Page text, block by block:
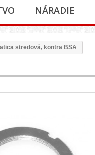
NÁRADIE
stredová, kontra BSA